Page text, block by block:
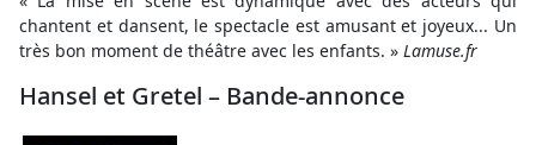
chantent et dansent, le spectacle est amusant et joyeux... Un
très bon moment de théâtre avec les enfants. » Lamuse.fr
Hansel et Gretel – Bande-annonce